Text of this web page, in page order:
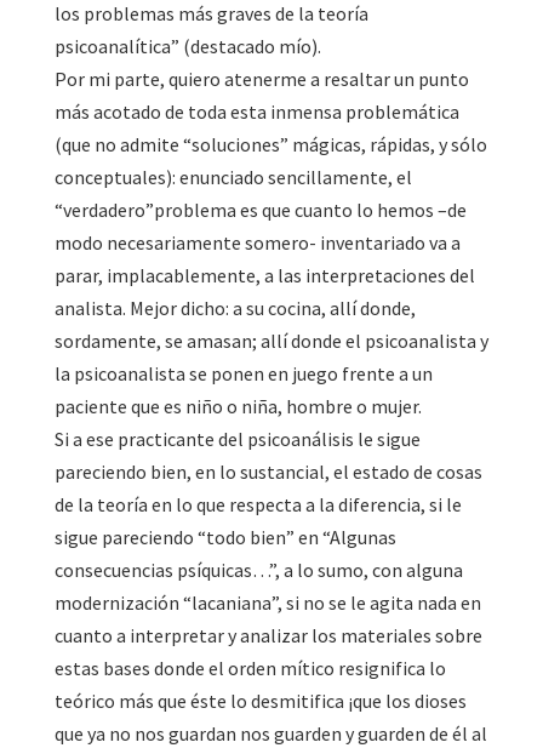
los problemas más graves de la teoría
psicoanalítica” (destacado mío).
Por mi parte, quiero atenerme a resaltar un punto
más acotado de toda esta inmensa problemática
(que no admite “soluciones” mágicas, rápidas, y sólo
conceptuales): enunciado sencillamente, el
“verdadero”problema es que cuanto lo hemos –de
modo necesariamente somero- inventariado va a
parar, implacablemente, a las interpretaciones del
analista. Mejor dicho: a su cocina, allí donde,
sordamente, se amasan; allí donde el psicoanalista y
la psicoanalista se ponen en juego frente a un
paciente que es niño o niña, hombre o mujer.
Si a ese practicante del psicoanálisis le sigue
pareciendo bien, en lo sustancial, el estado de cosas
de la teoría en lo que respecta a la diferencia, si le
sigue pareciendo “todo bien” en “Algunas
consecuencias psíquicas…”, a lo sumo, con alguna
modernización “lacaniana”, si no se le agita nada en
cuanto a interpretar y analizar los materiales sobre
estas bases donde el orden mítico resignifica lo
teórico más que éste lo desmitifica ¡que los dioses
que ya no nos guardan nos guarden y guarden de él al